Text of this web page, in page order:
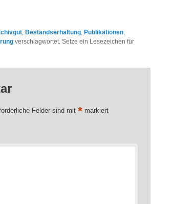
, Bestandserhaltung, Publikationen,
verschlagwortet. Setze ein Lesezeichen für
Felder sind mit* markiert